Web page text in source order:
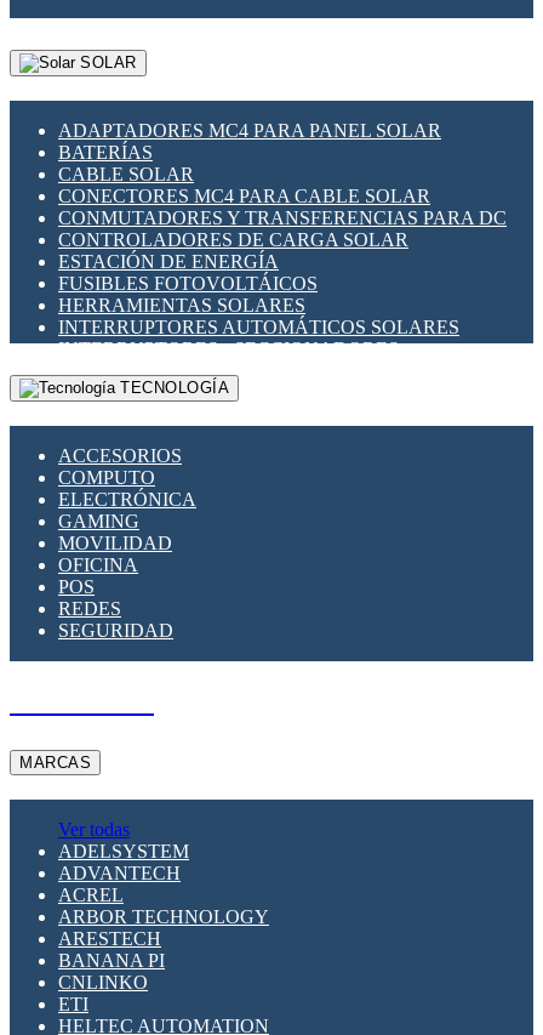
SOLAR
ADAPTADORES MC4 PARA PANEL SOLAR
BATERÍAS
CABLE SOLAR
CONECTORES MC4 PARA CABLE SOLAR
CONMUTADORES Y TRANSFERENCIAS PARA DC
CONTROLADORES DE CARGA SOLAR
ESTACIÓN DE ENERGÍA
FUSIBLES FOTOVOLTÁICOS
HERRAMIENTAS SOLARES
INTERRUPTORES AUTOMÁTICOS SOLARES
INTERRUPTORES - SECCIONADORES
FOTOVOLTÁICOS
MONTAJE PANEL SOLAR
SUPRESOR DE TRANSIENTES SPDS PARA
APLICACIONES FOTOVOLTAICAS
TECNOLOGÍA
ACCESORIOS
COMPUTO
ELECTRÓNICA
GAMING
MOVILIDAD
OFICINA
POS
REDES
SEGURIDAD
MARCAS
Ver todas
ADELSYSTEM
ADVANTECH
ACREL
ARBOR TECHNOLOGY
ARESTECH
BANANA PI
CNLINKO
ETI
HELTEC AUTOMATION